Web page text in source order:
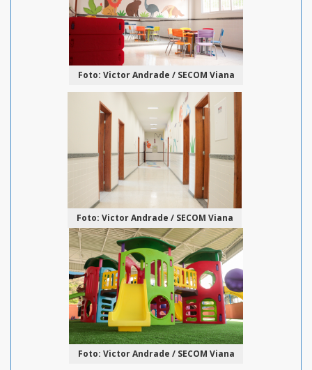
Foto: Victor Andrade / SECOM Viana
Foto: Victor Andrade / SECOM Viana
Foto: Victor Andrade / SECOM Viana